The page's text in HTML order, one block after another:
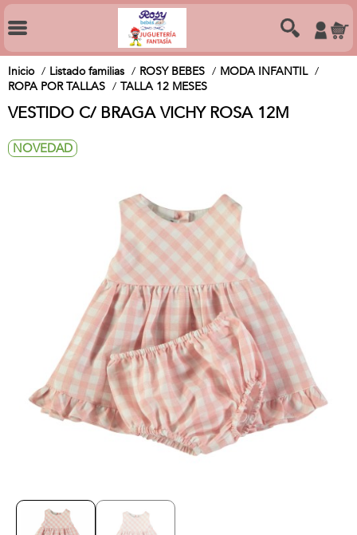
Inicio Listado familias ROSY BEBES
MODA INFANTIL
ROPA POR TALLAS
TALLA 12 MESES
VESTIDO C/ BRAGA VICHY ROSA 12M
NOVEDAD